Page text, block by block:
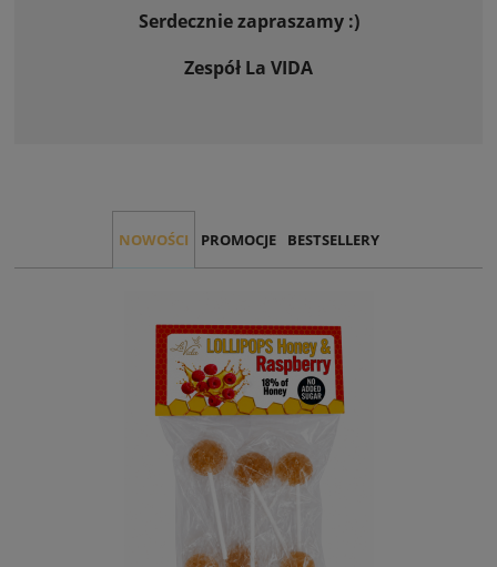
Serdecznie zapraszamy :)
Zespół La VIDA
NOWOŚCI PROMOCJE BESTSELLERY